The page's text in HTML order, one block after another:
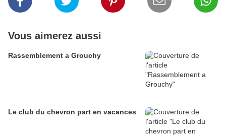
Vous aimerez aussi
Rassemblement a Grouchy
Le club du chevron part en vacances